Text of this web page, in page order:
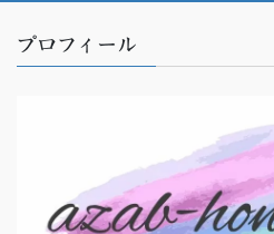
プロフィール